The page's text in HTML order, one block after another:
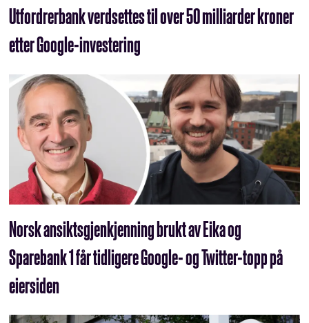
Utfordrerbank verdsettes til over 50 milliarder kroner
etter Google-investering
Norsk ansiktsgjenkjenning brukt av Eika og
Sparebank 1 får tidligere Google- og Twitter-topp på
eiersiden